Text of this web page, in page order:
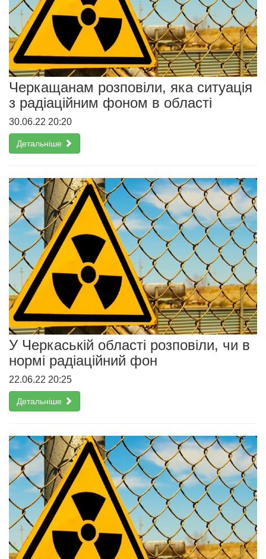
Черкащанам розповіли, яка ситуація
з радіаційним фоном в області
30.06.22 20:20
Детальніше
У Черкаській області розповіли, чи в
нормі радіаційний фон
22.06.22 20:25
Детальніше